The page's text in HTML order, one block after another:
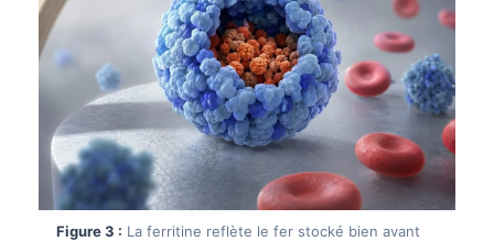
Figure 3 : La ferritine reflète le fer stocké bien avant